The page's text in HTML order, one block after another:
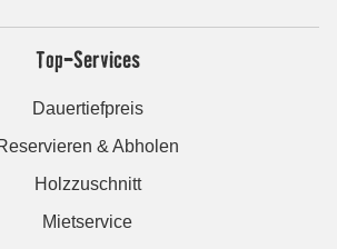
Top-Services
Dauertiefpreis
& Abholen
Holzzuschnitt
Mietservice